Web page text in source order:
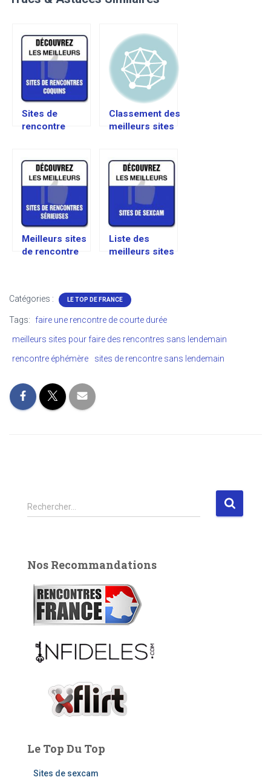
Sites de
rencontre
meilleurs sites
Classement des
meilleurs sites
Meilleurs sites
de rencontre
Liste des
meilleurs sites
Catégories : LE TOP DE FRANCE
Tags:
faire une rencontre de courte durée
meilleurs sites pour faire des rencontres sans lendemain
rencontre éphémère
sites de rencontre sans lendemain
R
e
r
Rechercher…
Nos Recommandations
Le Top Du Top
Sites de sexcam